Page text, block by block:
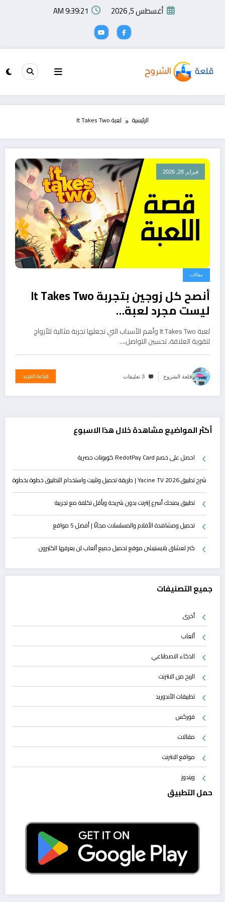
أغسطس 5, 2026 9:39:21 AM
الرئيسية لعبة It Takes Two
فبراير 28, 2026
مقالات
أنصح كل زوجين بتجربة It Takes Two
ليست مجرد لعبة…
لعبة It Takes Two وأهم الأسباب التي تجعلها تجربة مثالية للأزواج
لتقوية العلاقة، تحسين التواصل،…
قلعة الشروح 3 تعليقات قراءة المزيد
أكثر المواضيع مشاهدة خلال هذا الاسبوع
احصل على خصم RedotPay Card كوبونات حصرية
شرح تطبيق Yacine TV 2026 | طريقة تحميل وتثبيت واستخدام التطبيق خطوة بخطوة
تطبيق يمنحك أسرع إنترنت بدون شريحة وبأقل تكلفة مع تجريبة
تحميل ومشاهدة الأفلام والمسلسلات مجانًا | أفضل 5 مواقع
كنز لعشاق بلايستيشن موقع تحميل جميع ألعاب لن يعرفها الكثيرون
جميع التصنيفات
أخرى
ألعاب
الذكاء الاصطناعي
الربح من الانترنت
تطبيقات الأندوريد
فوركس
مقالات
مواقع الانترنت
ويندوز
حمل التطبيق